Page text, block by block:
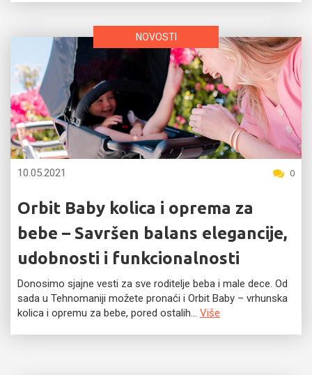
NOVOSTI
10.05.2021 0
Orbit Baby kolica i oprema za
bebe – Savršen balans elegancije,
udobnosti i funkcionalnosti
Donosimo sjajne vesti za sve roditelje beba i male dece. Od
sada u Tehnomaniji možete pronaći i Orbit Baby – vrhunska
kolica i opremu za bebe, pored ostalih... Više